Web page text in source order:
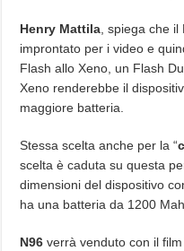
Henry Mattila , spiega che
improntato per i video e
Flash allo Xeno, un Flash
Xeno renderebbe il
maggiore batteria.
Stessa scelta anche per la “
scelta è caduta su questa
dimensioni del dispositivo
ha una batteria da 1200
N96 verrà venduto con il